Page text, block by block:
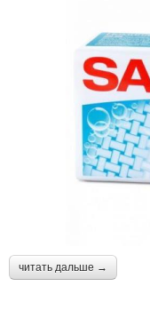
читать дальше →